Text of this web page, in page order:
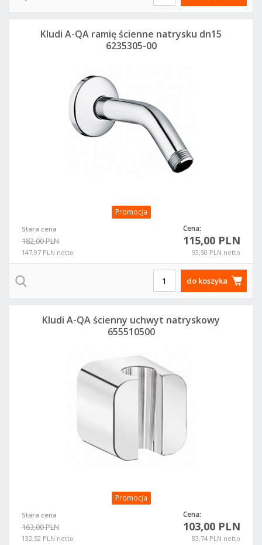
Promocja
Stara cena
182,00 PLN
147,97 PLN netto
Cena:
115,00 PLN
93,50 PLN netto
Kludi A-QA ramię ścienne natrysku dn15
6235305-00
do koszyka
Promocja
Stara cena
163,00 PLN
132,52 PLN netto
Cena:
103,00 PLN
83,74 PLN netto
Kludi A-QA ścienny uchwyt natryskowy
655510500